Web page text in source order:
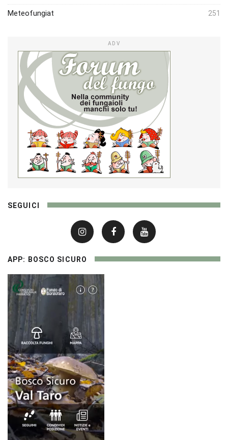
Meteofungiat 251
ADV
SEGUICI
APP: BOSCO SICURO